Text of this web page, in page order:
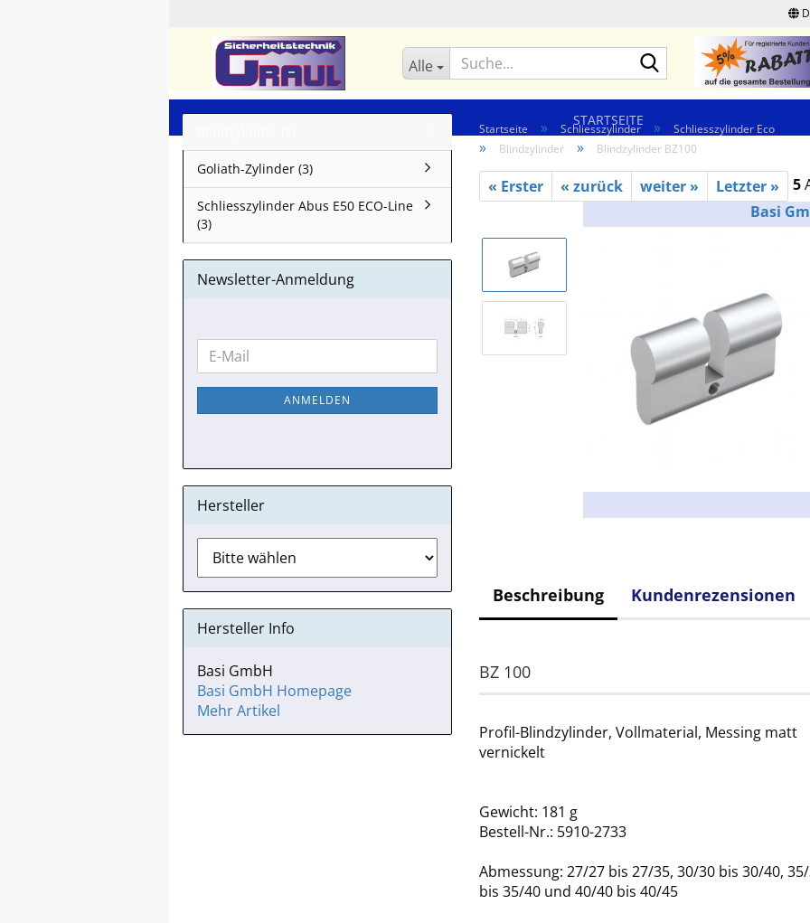
Alle Suche...
STARTSEITE
Startseite » Schliesszylinder » Schliesszylinder Eco
» Blindzylinder » Blindzylinder BZ100
« Erster « zurück weiter » Letzter » 5
Basi
Beschreibung Kundenrezensionen
BZ 100
Profil-Blindzylinder, Vollmaterial, Messing matt
vernickelt
Gewicht: 181 g
Bestell-Nr.: 5910-2733
Abmessung: 27/27 bis 27/35, 30/30 bis 30/40,
bis 35/40 und 40/40 bis 40/45
Goliath-Zylinder (3)
Schliesszylinder Abus E50 ECO-Line
(3)
Newsletter-Anmeldung
WEITER
ZUR
NEWSLETTER-
ANMELDUNG
E-
Mail
ANMELDEN
Hersteller
Hersteller Info
Basi GmbH
Basi GmbH Homepage
Mehr Artikel